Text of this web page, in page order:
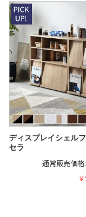
ディスプレイシェル
セラ
通常販売価格: